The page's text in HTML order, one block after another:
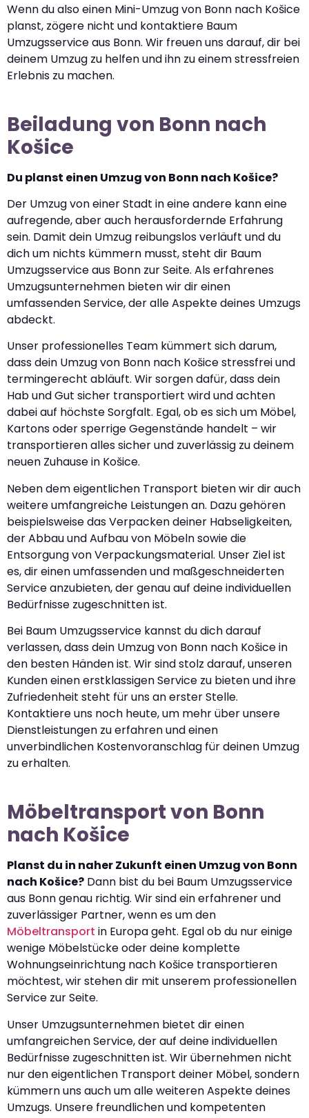
Wenn du also einen Mini-Umzug von Bonn nach Košice
planst, zögere nicht und kontaktiere Baum
Umzugsservice aus Bonn. Wir freuen uns darauf, dir bei
deinem Umzug zu helfen und ihn zu einem stressfreien
Erlebnis zu machen.
Beiladung von Bonn nach
Košice
Du planst einen Umzug von Bonn nach Košice?
Der Umzug von einer Stadt in eine andere kann eine
aufregende, aber auch herausfordernde Erfahrung
sein. Damit dein Umzug reibungslos verläuft und du
dich um nichts kümmern musst, steht dir Baum
Umzugsservice aus Bonn zur Seite. Als erfahrenes
Umzugsunternehmen bieten wir dir einen
umfassenden Service, der alle Aspekte deines Umzugs
abdeckt.
Unser professionelles Team kümmert sich darum,
dass dein Umzug von Bonn nach Košice stressfrei und
termingerecht abläuft. Wir sorgen dafür, dass dein
Hab und Gut sicher transportiert wird und achten
dabei auf höchste Sorgfalt. Egal, ob es sich um Möbel,
Kartons oder sperrige Gegenstände handelt – wir
transportieren alles sicher und zuverlässig zu deinem
neuen Zuhause in Košice.
Neben dem eigentlichen Transport bieten wir dir auch
weitere umfangreiche Leistungen an. Dazu gehören
beispielsweise das Verpacken deiner Habseligkeiten,
der Abbau und Aufbau von Möbeln sowie die
Entsorgung von Verpackungsmaterial. Unser Ziel ist
es, dir einen umfassenden und maßgeschneiderten
Service anzubieten, der genau auf deine individuellen
Bedürfnisse zugeschnitten ist.
Bei Baum Umzugsservice kannst du dich darauf
verlassen, dass dein Umzug von Bonn nach Košice in
den besten Händen ist. Wir sind stolz darauf, unseren
Kunden einen erstklassigen Service zu bieten und ihre
Zufriedenheit steht für uns an erster Stelle.
Kontaktiere uns noch heute, um mehr über unsere
Dienstleistungen zu erfahren und einen
unverbindlichen Kostenvoranschlag für deinen Umzug
zu erhalten.
Möbeltransport von Bonn
nach Košice
Planst du in naher Zukunft einen Umzug von Bonn
nach Košice? Dann bist du bei Baum Umzugsservice
aus Bonn genau richtig. Wir sind ein erfahrener und
zuverlässiger Partner, wenn es um den
Möbeltransport in Europa geht. Egal ob du nur einige
wenige Möbelstücke oder deine komplette
Wohnungseinrichtung nach Košice transportieren
möchtest, wir stehen dir mit unserem professionellen
Service zur Seite.
Unser Umzugsunternehmen bietet dir einen
umfangreichen Service, der auf deine individuellen
Bedürfnisse zugeschnitten ist. Wir übernehmen nicht
nur den eigentlichen Transport deiner Möbel, sondern
kümmern uns auch um alle weiteren Aspekte deines
Umzugs. Unsere freundlichen und kompetenten